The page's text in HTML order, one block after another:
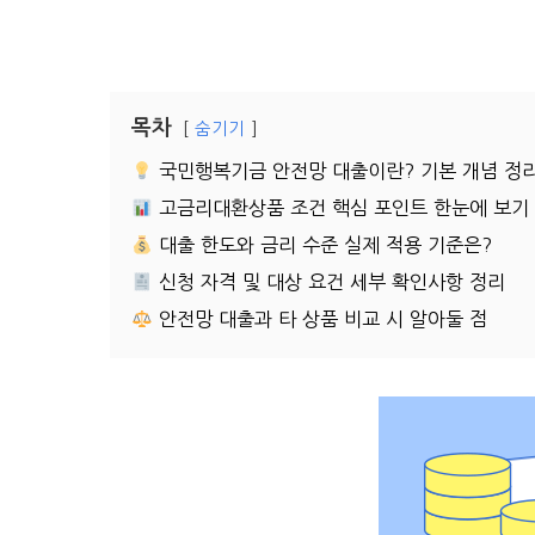
목차 숨기기
국민행복기금 안전망 대출이란? 기본 개념 정
고금리대환상품 조건 핵심 포인트 한눈에 보기
대출 한도와 금리 수준 실제 적용 기준은?
신청 자격 및 대상 요건 세부 확인사항 정리
안전망 대출과 타 상품 비교 시 알아둘 점